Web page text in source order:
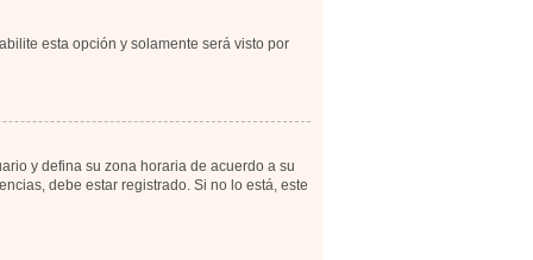
esta opción y solamente será visto por
y defina su zona horaria de acuerdo a su
debe estar registrado. Si no lo está, este